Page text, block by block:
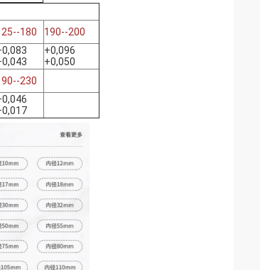
180 190--200
+0,096
+0,050
230